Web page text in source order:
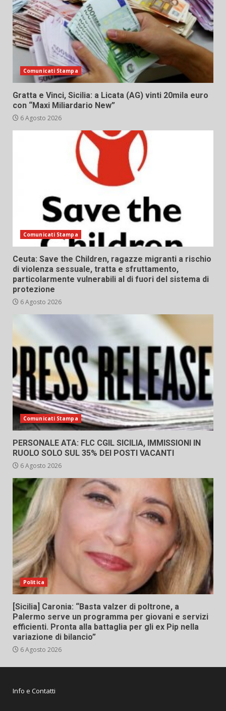
Comunicati Stampa
Gratta e Vinci, Sicilia: a Licata (AG) vinti 20mila euro
con “Maxi Miliardario New”
6 Agosto 2026
Comunicati Stampa
Ceuta: Save the Children, ragazze migranti a rischio
di violenza sessuale, tratta e sfruttamento,
particolarmente vulnerabili al di fuori del sistema di
protezione
6 Agosto 2026
Comunicati Stampa
PERSONALE ATA: FLC CGIL SICILIA, IMMISSIONI IN
RUOLO SOLO SUL 35% DEI POSTI VACANTI
6 Agosto 2026
Politica
[Sicilia] Caronia: “Basta valzer di poltrone, a
Palermo serve un programma per giovani e servizi
efficienti. Pronta alla battaglia per gli ex Pip nella
variazione di bilancio”
6 Agosto 2026
Info e Contatti